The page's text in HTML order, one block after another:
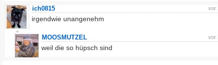
vor
ich0815
irgendwie unangenehm
vor
MOOSMUTZEL
weil die so hüpsch sind